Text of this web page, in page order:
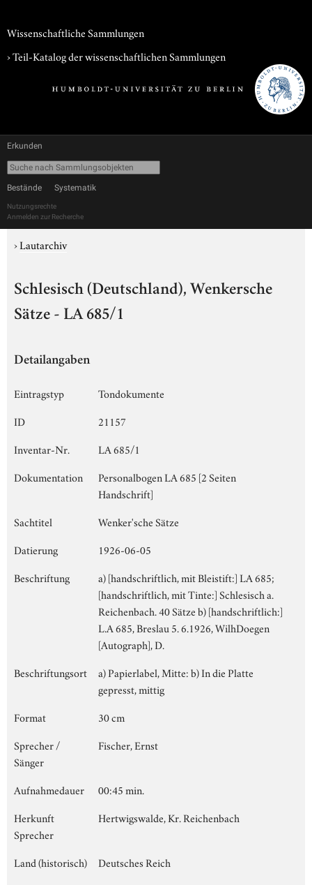
Wissenschaftliche Sammlungen
› Teil-Katalog der wissenschaftlichen Sammlungen
Erkunden
Bestände Systematik
Nutzungsrechte
Anmelden zur Recherche
›Lautarchiv
Schlesisch (Deutschland), Wenkersche
Sätze - LA 685/1
Detailangaben
Eintragstyp
Tondokumente
ID
21157
Inventar-Nr.
LA 685/1
Dokumentation
Personalbogen LA 685 [2 Seiten
Handschrift]
Sachtitel
Wenker'sche Sätze
Datierung
1926-06-05
Beschriftung
a) [handschriftlich, mit Bleistift:] LA 685;
[handschriftlich, mit Tinte:] Schlesisch a.
Reichenbach. 40 Sätze b) [handschriftlich:]
L.A 685, Breslau 5. 6.1926, WilhDoegen
[Autograph], D.
Beschriftungsort
a) Papierlabel, Mitte: b) In die Platte
gepresst, mittig
Format
30 cm
Sprecher /
Sänger
Fischer, Ernst
Aufnahmedauer
00:45 min.
Herkunft
Sprecher
Hertwigswalde, Kr. Reichenbach
Land (historisch) Deutsches Reich